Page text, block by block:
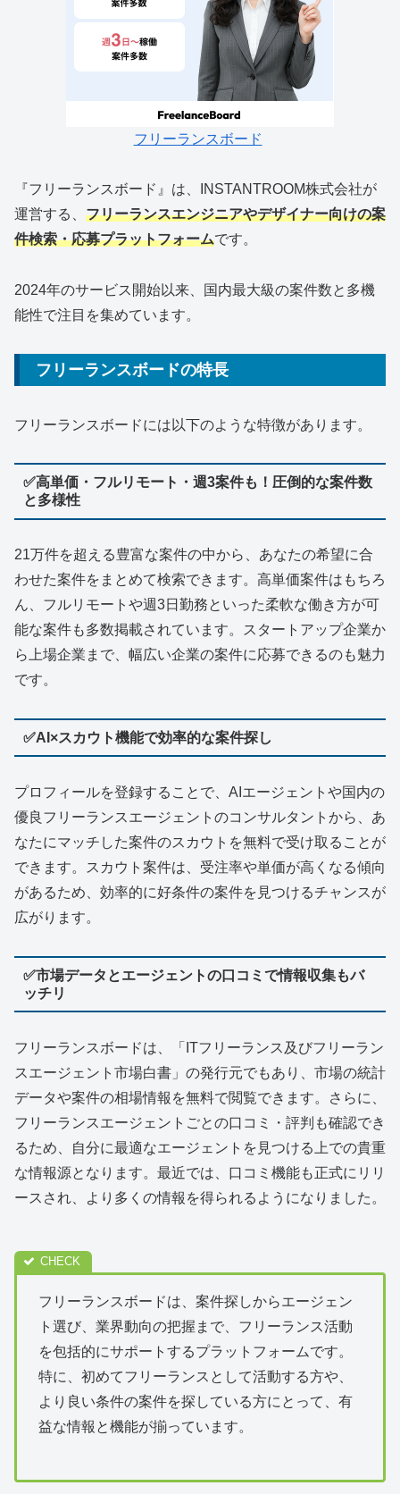
フリーランスボード
『フリーランスボード』は、INSTANTROOM株式会社が
運営する、 フリーランスエンジニアやデザイナー向けの案
件検索・応募プラットフォームです。
2024年のサービス開始以来、国内最大級の案件数と多機
能性で注目を集めています。
フリーランスボードの特長
フリーランスボードには以下のような特徴があります。
✅高単価・フルリモート・週3案件も！圧倒的な案件数
と多様性
21万件を超える豊富な案件の中から、あなたの希望に合
わせた案件をまとめて検索できます。高単価案件はもちろ
ん、フルリモートや週3日勤務といった柔軟な働き方が可
能な案件も多数掲載されています。スタートアップ企業か
ら上場企業まで、幅広い企業の案件に応募できるのも魅力
です。
✅AI×スカウト機能で効率的な案件探し
プロフィールを登録することで、AIエージェントや国内の
優良フリーランスエージェントのコンサルタントから、あ
なたにマッチした案件のスカウトを無料で受け取ることが
できます。スカウト案件は、受注率や単価が高くなる傾向
があるため、効率的に好条件の案件を見つけるチャンスが
広がります。
✅市場データとエージェントの口コミで情報収集もバ
ッチリ
フリーランスボードは、「ITフリーランス及びフリーラン
スエージェント市場白書」の発行元でもあり、市場の統計
データや案件の相場情報を無料で閲覧できます。さらに、
フリーランスエージェントごとの口コミ・評判も確認でき
るため、自分に最適なエージェントを見つける上での貴重
な情報源となります。最近では、口コミ機能も正式にリリ
ースされ、より多くの情報を得られるようになりました。
フリーランスボードは、案件探しからエージェン
ト選び、業界動向の把握まで、フリーランス活動
を包括的にサポートするプラットフォームです。
特に、初めてフリーランスとして活動する方や、
より良い条件の案件を探している方にとって、有
益な情報と機能が揃っています。